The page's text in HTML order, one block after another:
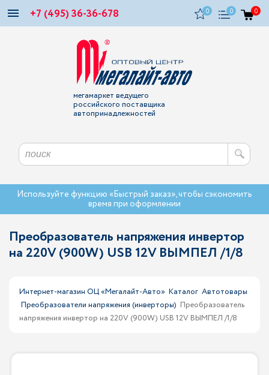
+7 (495) 36-36-678 0 0 0
мегамаркет ведущего
российского поставщика
автопринадлежностей
Используйте функцию «Быстрый заказ», чтобы сэкономить
время при оформлении
Преобразователь напряжения инвертор
на 220V (900W) USB 12V ВЫМПЕЛ /1/8
Интернет-магазин ОЦ «Мегалайт-Авто» Каталог Автотовары
Преобразователи напряжения (инверторы) Преобразователь
напряжения инвертор на 220V (900W) USB 12V ВЫМПЕЛ /1/8